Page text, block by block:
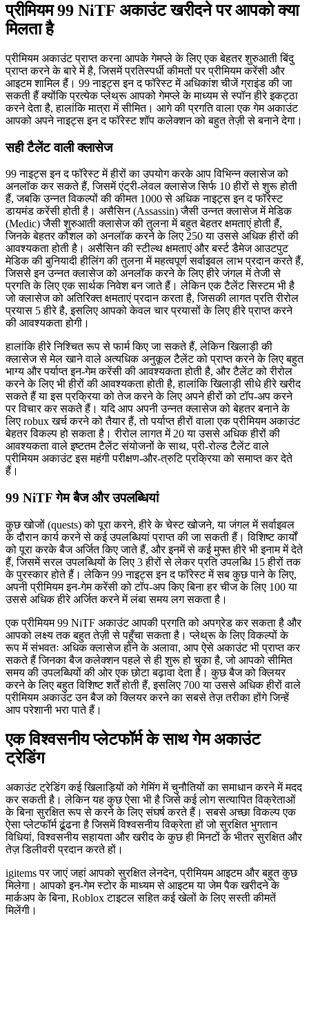
प्रीमियम 99 NiTF अकाउंट खरीदने पर आपको क्या
मिलता है
प्रीमियम अकाउंट प्राप्त करना आपके गेमप्ले के लिए एक बेहतर शुरुआती बिंदु
प्राप्त करने के बारे में है, जिसमें प्रतिस्पर्धी कीमतों पर प्रीमियम करेंसी और
आइटम शामिल हैं। 99 नाइट्स इन द फॉरेस्ट में अधिकांश चीजें ग्राइंड की जा
सकती हैं क्योंकि प्रत्येक प्लेथ्रू आपको गेमप्ले के माध्यम से स्पॉन हीरे इकट्ठा
करने देता है, हालांकि मात्रा में सीमित। आगे की प्रगति वाला एक गेम अकाउंट
आपको अपने नाइट्स इन द फॉरेस्ट शॉप कलेक्शन को बहुत तेज़ी से बनाने देगा।
सही टैलेंट वाली क्लासेज
99 नाइट्स इन द फॉरेस्ट में हीरों का उपयोग करके आप विभिन्न क्लासेज को
अनलॉक कर सकते हैं, जिसमें एंट्री-लेवल क्लासेज सिर्फ 10 हीरों से शुरू होती
हैं, जबकि उन्नत विकल्पों की कीमत 1000 से अधिक नाइट्स इन द फॉरेस्ट
डायमंड करेंसी होती है। असैसिन (Assassin) जैसी उन्नत क्लासेज में मेडिक
(Medic) जैसी शुरुआती क्लासेज की तुलना में बहुत बेहतर क्षमताएं होती हैं,
जिनके बेहतर कौशल को अनलॉक करने के लिए 250 या उससे अधिक हीरों की
आवश्यकता होती है। असैसिन की स्टील्थ क्षमताएं और बर्स्ट डैमेज आउटपुट
मेडिक की बुनियादी हीलिंग की तुलना में महत्वपूर्ण सर्वाइवल लाभ प्रदान करते हैं,
जिससे इन उन्नत क्लासेज को अनलॉक करने के लिए हीरे जंगल में तेजी से
प्रगति के लिए एक सार्थक निवेश बन जाते हैं। लेकिन एक टैलेंट सिस्टम भी है
जो क्लासेज को अतिरिक्त क्षमताएं प्रदान करता है, जिसकी लागत प्रति रीरोल
प्रयास 5 हीरे है, इसलिए आपको केवल चार प्रयासों के लिए हीरे प्राप्त करने
की आवश्यकता होगी।
हालांकि हीरे निश्चित रूप से फार्म किए जा सकते हैं, लेकिन खिलाड़ी की
क्लासेज से मेल खाने वाले अत्यधिक अनुकूल टैलेंट को प्राप्त करने के लिए बहुत
भाग्य और पर्याप्त इन-गेम करेंसी की आवश्यकता होती है, और टैलेंट को रीरोल
करने के लिए भी हीरों की आवश्यकता होती है, हालांकि खिलाड़ी सीधे हीरे खरीद
सकते हैं या इस प्रक्रिया को तेज करने के लिए अपने हीरों को टॉप-अप करने
पर विचार कर सकते हैं। यदि आप अपनी उन्नत क्लासेज को बेहतर बनाने के
लिए robux खर्च करने को तैयार हैं, तो पर्याप्त हीरों वाला एक प्रीमियम अकाउंट
बेहतर विकल्प हो सकता है। रीरोल लागत में 20 या उससे अधिक हीरों की
आवश्यकता वाले इष्टतम टैलेंट संयोजनों के साथ, प्री-रोल्ड टैलेंट वाले
प्रीमियम अकाउंट इस महंगी परीक्षण-और-त्रुटि प्रक्रिया को समाप्त कर देते
हैं।
99 NiTF गेम बैज और उपलब्धियां
कुछ खोजों (quests) को पूरा करने, हीरे के चेस्ट खोजने, या जंगल में सर्वाइवल
के दौरान कार्य करने से कई उपलब्धियां प्राप्त की जा सकती हैं। विशिष्ट कार्यों
को पूरा करके बैज अर्जित किए जाते हैं, और इनमें से कई मुफ्त हीरे भी इनाम में देते
हैं, जिसमें सरल उपलब्धियों के लिए 3 हीरों से लेकर प्रति उपलब्धि 15 हीरों तक
के पुरस्कार होते हैं। लेकिन 99 नाइट्स इन द फॉरेस्ट में सब कुछ पाने के लिए,
अपनी प्रीमियम इन-गेम करेंसी को टॉप-अप किए बिना हर चीज के लिए 100 या
उससे अधिक हीरे अर्जित करने में लंबा समय लग सकता है।
एक प्रीमियम 99 NiTF अकाउंट आपकी प्रगति को अपग्रेड कर सकता है और
आपको लक्ष्य तक बहुत तेज़ी से पहुँचा सकता है। प्लेथ्रू के लिए विकल्पों के
रूप में संभवतः अधिक क्लासेज होने के अलावा, आप ऐसे अकाउंट भी प्राप्त कर
सकते हैं जिनका बैज कलेक्शन पहले से ही शुरू हो चुका है, जो आपको सीमित
समय की उपलब्धियों की ओर एक छोटा बढ़ावा देता है। कुछ बैज को क्लियर
करने के लिए बहुत विशिष्ट शर्तें होती हैं, इसलिए 700 या उससे अधिक हीरों वाले
प्रीमियम अकाउंट उन बैज को क्लियर करने का सबसे तेज़ तरीका होंगे जिन्हें
आप परेशानी भरा पाते हैं।
एक विश्वसनीय प्लेटफॉर्म के साथ गेम अकाउंट
ट्रेडिंग
अकाउंट ट्रेडिंग कई खिलाड़ियों को गेमिंग में चुनौतियों का समाधान करने में मदद
कर सकती है। लेकिन यह कुछ ऐसा भी है जिसे कई लोग सत्यापित विक्रेताओं
के बिना सुरक्षित रूप से करने के लिए संघर्ष करते हैं। सबसे अच्छा विकल्प एक
ऐसा प्लेटफॉर्म ढूंढना है जिसमें विश्वसनीय विक्रेता हों जो सुरक्षित भुगतान
विधियां, विश्वसनीय सहायता और खरीद के कुछ ही मिनटों के भीतर सुरक्षित और
तेज़ डिलीवरी प्रदान करते हों।
igitems पर जाएं जहां आपको सुरक्षित लेनदेन, प्रीमियम आइटम और बहुत कुछ
मिलेगा। आपको इन-गेम स्टोर के माध्यम से आइटम या जेम पैक खरीदने के
मार्कअप के बिना, Roblox टाइटल सहित कई खेलों के लिए सस्ती कीमतें
मिलेंगी।